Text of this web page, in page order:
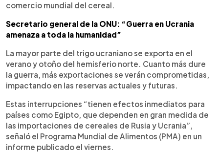
comercio mundial del cereal.
Secretario general de la ONU: “Guerra en Ucrania
amenaza a toda la humanidad”
La mayor parte del trigo ucraniano se exporta en el
verano y otoño del hemisferio norte. Cuanto más dure
la guerra, más exportaciones se verán comprometidas,
impactando en las reservas actuales y futuras.
Estas interrupciones “tienen efectos inmediatos para
países como Egipto, que dependen en gran medida de
las importaciones de cereales de Rusia y Ucrania”,
señaló el Programa Mundial de Alimentos (PMA) en un
informe publicado el viernes.